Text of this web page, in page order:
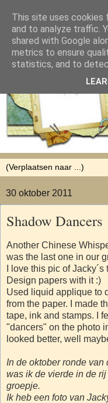
30 oktober 2011
Shadow Dancers
Another Chinese
was the last one in our
I love this pic of
Design papers with it :)
Used liquid applique to
from the paper. I made
tape, ink and stamps. I
"dancers" on the photo
looked better, well
In de oktober ronde
was ik de vierde in de
groepje.
Ik heb een foto van
This site uses cookies
and to analyze traffic.
shared with Google
metrics to ensure
statistics, and to